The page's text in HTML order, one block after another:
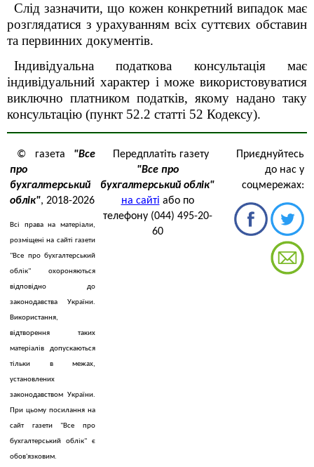
Слід зазначити, що кожен конкретний випадок має
розглядатися з урахуванням всіх суттєвих обставин
та первинних документів.
Індивідуальна податкова консультація має
індивідуальний характер і може використовуватися
виключно платником податків, якому надано таку
консультацію (пункт 52.2 статті 52 Кодексу).
© газета "Все
про
бухгалтерський
облік", 2018-2026
Всі права на матеріали,
розміщені на сайті газети
"Все про бухгалтерський
облік" охороняються
відповідно до
законодавства України.
Використання,
відтворення таких
матеріалів допускаються
тільки в межах,
установлених
законодавством України.
При цьому посилання на
сайт газети "Все про
бухгалтерський облік" є
обов'язковим.
Передплатіть газету
"Все про
бухгалтерський облік"
на сайті або по
телефону (044) 495-20-
60
Приєднуйтесь
до нас у
соцмережах: